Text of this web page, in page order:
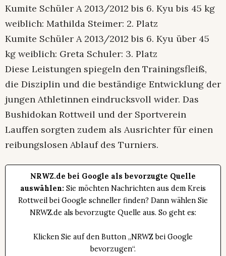
Kumite Schüler A 2013/2012 bis 6. Kyu bis 45 kg
weiblich: Mathilda Steimer: 2. Platz
Kumite Schüler A 2013/2012 bis 6. Kyu über 45
kg weiblich: Greta Schuler: 3. Platz
Diese Leistungen spiegeln den Trainingsfleiß,
die Disziplin und die beständige Entwicklung der
jungen Athletinnen eindrucksvoll wider. Das
Bushidokan Rottweil und der Sportverein
Lauffen sorgten zudem als Ausrichter für einen
reibungslosen Ablauf des Turniers.
NRWZ.de bei Google als bevorzugte Quelle
auswählen: Sie möchten Nachrichten aus dem Kreis
Rottweil bei Google schneller finden? Dann wählen Sie
NRWZ.de als bevorzugte Quelle aus. So geht es:
Klicken Sie auf den Button „NRWZ bei Google
bevorzugen“.